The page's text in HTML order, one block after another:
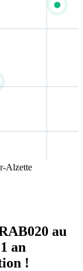
Alzette
au
an
!